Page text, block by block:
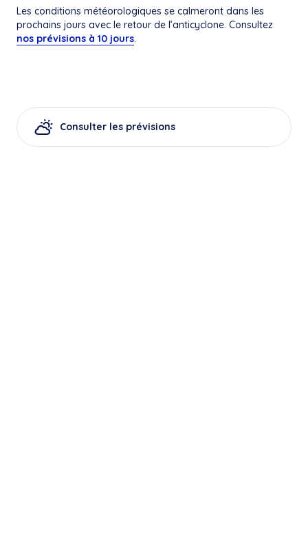
Les conditions météorologiques se calmeront dans les
prochains jours avec le retour de l’anticyclone. Consultez
nos prévisions à 10 jours.
Consulter les prévisions